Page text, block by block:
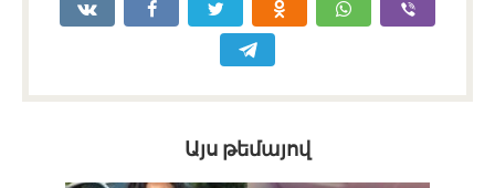
Այս թեմայով